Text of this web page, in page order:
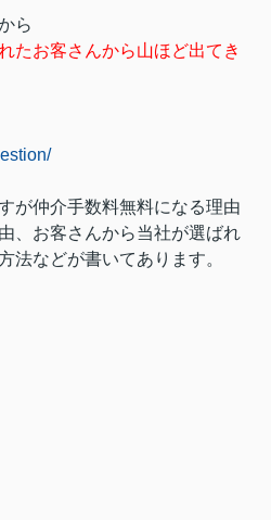
ら
たお客さんから山ほど出てき
が仲介手数料無料になる理由
、お客さんから当社が選ばれ
法などが書いてあります。